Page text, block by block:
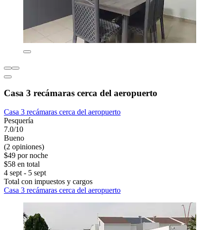
Casa 3 recámaras cerca del aeropuerto
Casa 3 recámaras cerca del aeropuerto
Pesquería
7.0/10
Bueno
(2 opiniones)
$49 por noche
$58 en total
4 sept - 5 sept
Total con impuestos y cargos
Casa 3 recámaras cerca del aeropuerto